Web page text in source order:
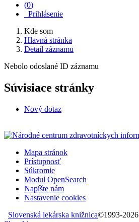
(0)
Prihlásenie
Kde som
Hlavná stránka
Detail záznamu
Nebolo odoslané ID záznamu
Súvisiace stránky
Nový dotaz
Mapa stránok
Prístupnosť
Súkromie
Modul OpenSearch
Napíšte nám
Nastavenie cookies
Slovenská lekárska knižnica©1993-2026